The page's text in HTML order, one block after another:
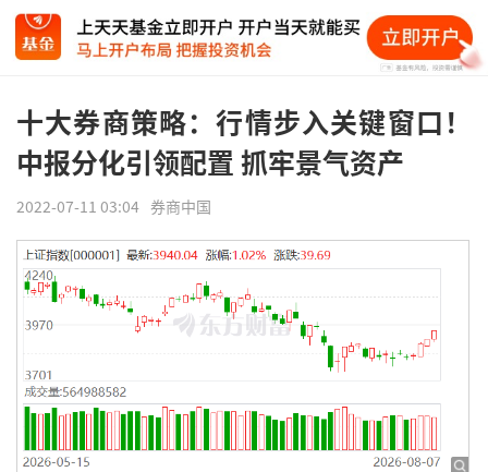
十大券商策略：行情步入关键窗口！
中报分化引领配置 抓牢景气资产
2022-07-11 03:04 券商中国